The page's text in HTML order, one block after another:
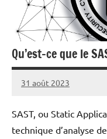
Qu’est-ce que le
31 août 2023
nohackme
Aucun
SAST, ou Static
technique d’analyse